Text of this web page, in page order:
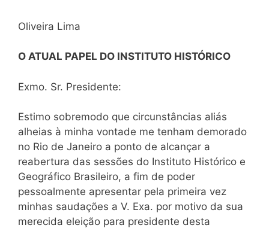
Oliveira Lima
O ATUAL PAPEL DO INSTITUTO HISTÓRICO
Exmo. Sr. Presidente:
Estimo sobremodo que circunstâncias aliás
alheias à minha vontade me tenham demorado
no Rio de Janeiro a ponto de alcançar a
reabertura das sessões do Instituto Histórico e
Geográfico Brasileiro, a fim de poder
pessoalmente apresentar pela primeira vez
minhas saudações a V. Exa. por motivo da sua
merecida eleição para presidente desta